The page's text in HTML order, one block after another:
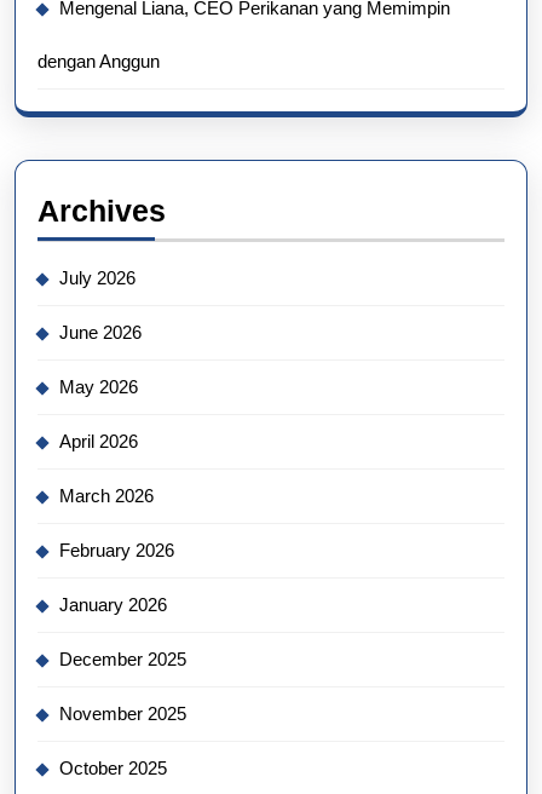
Mengenal Liana, CEO Perikanan yang Memimpin
dengan Anggun
Archives
July 2026
June 2026
May 2026
April 2026
March 2026
February 2026
January 2026
December 2025
November 2025
October 2025